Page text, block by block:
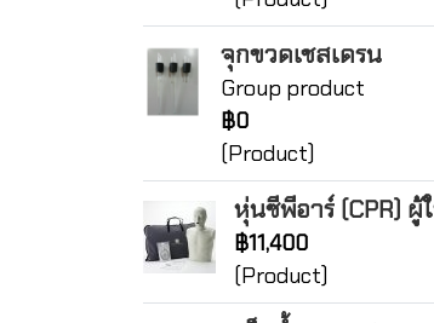
จุกขวดเชสเดรน
Group product
฿0
(Product)
หุ่นซีพีอาร์ (CPR)
฿11,400
(Product)